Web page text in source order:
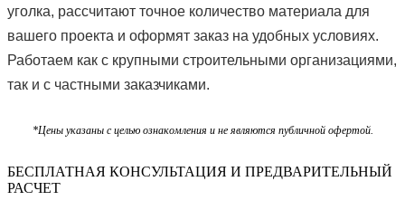
уголка, рассчитают точное количество материала для
вашего проекта и оформят заказ на удобных условиях.
Работаем как с крупными строительными организациями,
так и с частными заказчиками.
*Цены указаны с целью ознакомления и не являются публичной офертой.
БЕСПЛАТНАЯ КОНСУЛЬТАЦИЯ И ПРЕДВАРИТЕЛЬНЫЙ
РАСЧЕТ